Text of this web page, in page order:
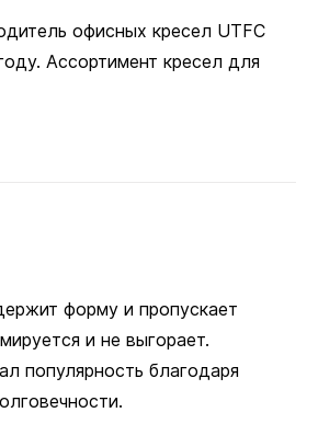
подходят для ковровых
не царапают ламинат
позволяют зафиксировать
+15 руб.
офисных кресел UTFC
Ассортимент кресел для
форму и пропускает
и не выгорает.
популярность благодаря